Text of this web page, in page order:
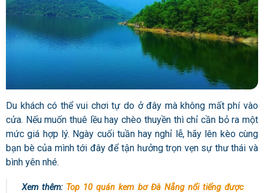
Du khách có thể vui chơi tự do ở đây mà không mất phí vào
cửa. Nếu muốn thuê lều hay chèo thuyền thì chỉ cần bỏ ra một
mức giá hợp lý. Ngày cuối tuần hay nghỉ lễ, hãy lên kèo cùng
bạn bè của mình tới đây để tận hưởng trọn vẹn sự thư thái và
bình yên nhé.
Xem thêm: Top 10 quán kem bơ Đà Nẵng nổi tiếng được